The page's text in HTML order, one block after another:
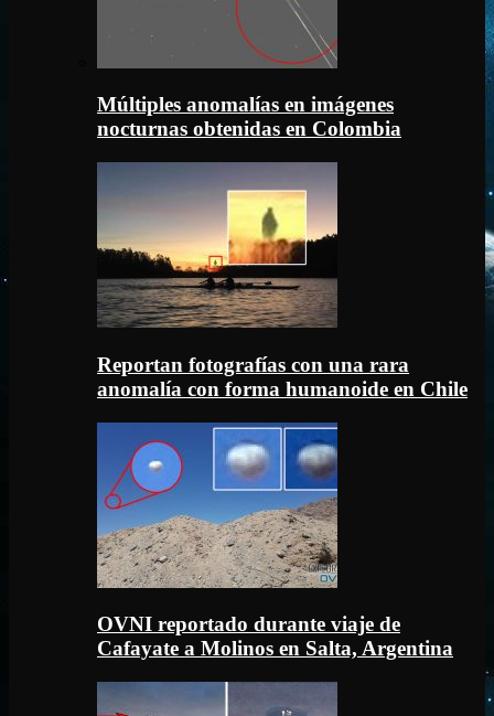
Múltiples anomalías en imágenes
nocturnas obtenidas en Colombia
Reportan fotografías con una rara
anomalía con forma humanoide en Chile
OVNI reportado durante viaje de
Cafayate a Molinos en Salta, Argentina